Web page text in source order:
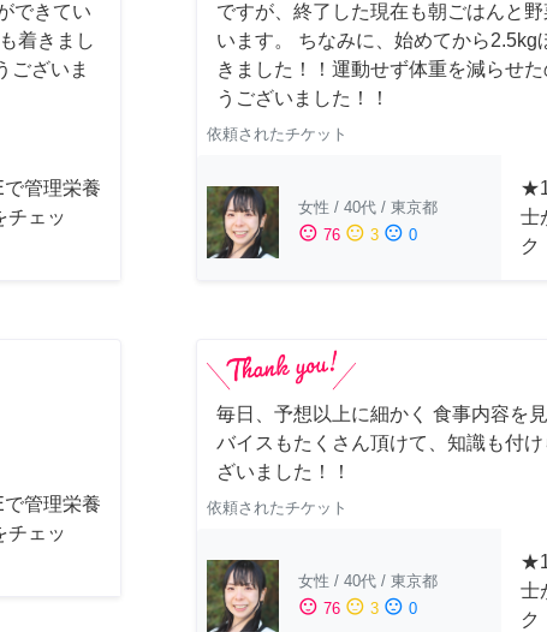
できてい
着きまし
ございま
管理栄養
チェッ
ですが、終了した現在も朝ごはんと
います。 ちなみに、始めてから2.5kg
きました！！運動せず体重を減らせ
うございました！！
依頼されたチケット
女性 / 40代 / 東京都
sentiment_satisfied 76 sentiment_neutral 3 sentiment_dissatisfied 0
士
ク
管理栄養
チェッ
毎日、予想以上に細かく 食事内容を
バイスもたくさん頂けて、知識も付
ざいました！！
依頼されたチケット
女性 / 40代 / 東京都
sentiment_satisfied 76 sentiment_neutral 3 sentiment_dissatisfied 0
士
ク